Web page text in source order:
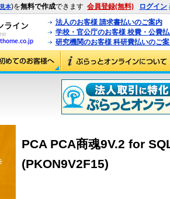
見本)を無料で作成できます 会員登録(無料) ログイン
法人のお客様 請求書払いのご案内
学校・官公庁のお客様 校費・公費
研究機関のお客様 科研費払いのご
PCA PCA商魂9V.2 for
(PKON9V2F15)